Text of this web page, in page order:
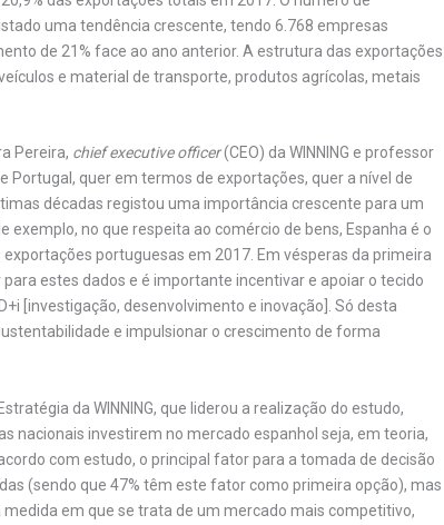
uma tendência crescente, tendo 6.768 empresas
de 21% face ao ano anterior. A estrutura das exportações
e material de transporte, produtos agrícolas, metais
Pereira, chief executive officer(CEO) da WINNING e professor
Portugal, quer em termos de exportações, quer a nível de
décadas registou uma importância crescente para um
no que respeita ao comércio de bens, Espanha é o
portuguesas em 2017. Em vésperas da primeira
estes dados e é importante incentivar e apoiar o tecido
[investigação, desenvolvimento e inovação]. Só desta
e impulsionar o crescimento de forma
da WINNING, que liderou a realização do estudo,
nacionais investirem no mercado espanhol seja, em teoria,
com estudo, o principal fator para a tomada de decisão
(sendo que 47% têm este fator como primeira opção), mas
em que se trata de um mercado mais competitivo,